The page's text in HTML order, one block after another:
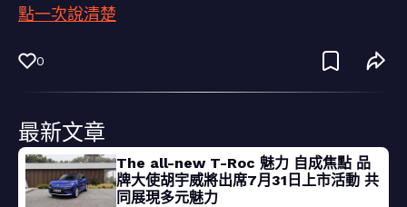
點一次說清楚
0
最新文章
The all-new T-Roc 魅力 自成焦點 品
牌大使胡宇威將出席7月31日上市活動 共
同展現多元魅力